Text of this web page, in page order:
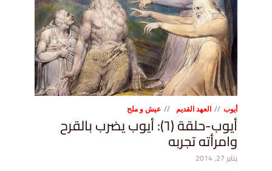
أيوب العهد القديم عيش و ملح
أيوب-حلقة (٦): أيوب يضرب بالقرح
وامرأته تجربه
يناير 27, 2014